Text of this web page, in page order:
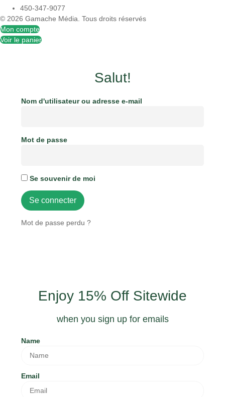
450-347-9077
© 2026 Gamache Média. Tous droits réservés
Mon compte
Voir le panier
Salut!
Nom d'utilisateur ou adresse e-mail
Mot de passe
Se souvenir de moi
Se connecter
Mot de passe perdu ?
Enjoy 15% Off Sitewide
when you sign up for emails
Name
Email